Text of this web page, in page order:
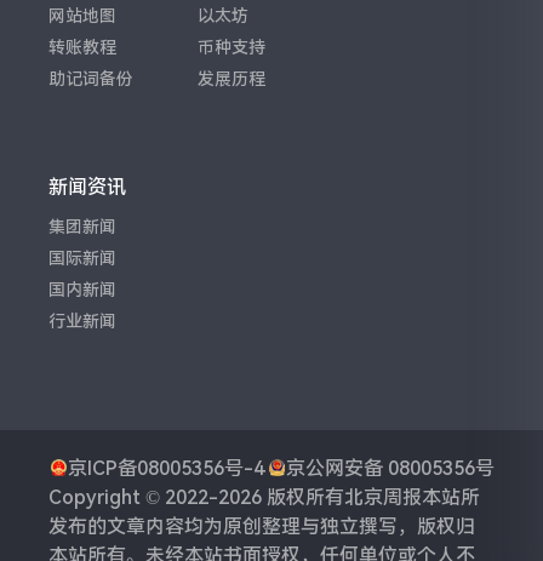
网站地图
转账教程
助记词备份
以太坊
币种支持
发展历程
新闻资讯
集团新闻
国际新闻
国内新闻
行业新闻
京ICP备08005356号-4
京公网安备 08005356号
Copyright © 2022-2026 版权所有北京周报本站所
发布的文章内容均为原创整理与独立撰写，版权归
本站所有。未经本站书面授权，任何单位或个人不